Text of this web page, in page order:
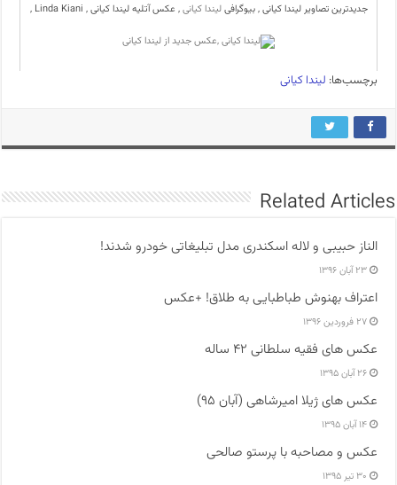
جدیدترین تصاویر لیندا کیانی , بیوگرافیلیندا کیانی, عکس آتلیه لیندا کیانی , Linda Kiani ,
برچسب‌ها: لیندا کیانی
Related Articles
الناز حبیبی و لاله اسکندری مدل تبلیغاتی خودرو شدند!
۲۳ آبان ۱۳۹۶
اعتراف بهنوش طباطبایی به طلاق! +عکس
۲۷ فروردین ۱۳۹۶
عکس های فقیه سلطانی ۴۲ ساله
۲۶ آبان ۱۳۹۵
عکس های ژیلا امیرشاهی (آبان ۹۵)
۱۴ آبان ۱۳۹۵
عکس و مصاحبه با پرستو صالحی
۳۰ تیر ۱۳۹۵